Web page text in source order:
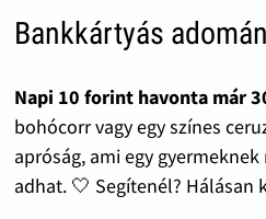
Bankkártyás
Napi 10 forint havonta már
bohócorr vagy egy színes
apróság, ami egy
adhat. 🤍 Segítenél? Hálásan